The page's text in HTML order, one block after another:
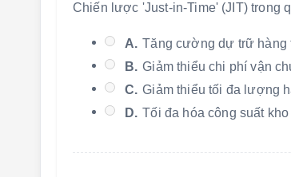
Chiến lược 'Just-in-Time' (JIT) trong
A. Tăng cường dự trữ hàng
B. Giảm thiểu chi phí vận
C. Giảm thiểu tối đa lượng
D. Tối đa hóa công suất